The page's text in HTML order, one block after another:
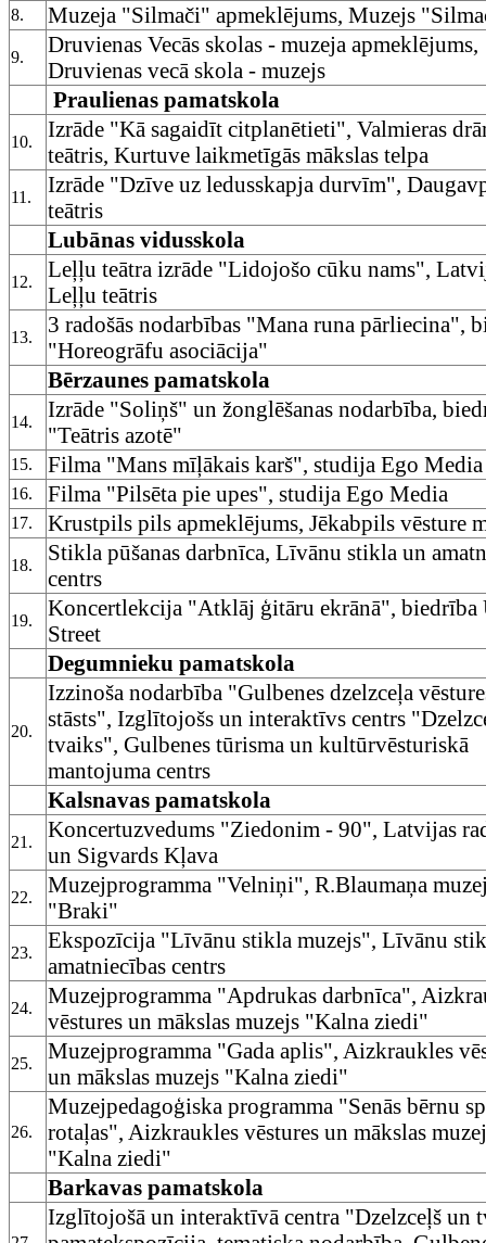
8. Muzeja "Silmači" apmeklējums, Muzejs
9.
Druvienas Vecās skolas - muzeja apmeklējums,
Druvienas vecā skola - muzejs
Praulienas pamatskola
10.
Izrāde "Kā sagaidīt citplanētieti", Valmieras
teātris, Kurtuve laikmetīgās mākslas telpa
11.
Izrāde "Dzīve uz ledusskapja durvīm",
teātris
Lubānas vidusskola
12.
Leļļu teātra izrāde "Lidojošo cūku nams",
Leļļu teātris
13.
3 radošās nodarbības "Mana runa pārliecina",
"Horeogrāfu asociācija"
Bērzaunes pamatskola
14.
Izrāde "Soliņš" un žonglēšanas nodarbība,
"Teātris azotē"
15. Filma "Mans mīļākais karš", studija Ego Media
16. Filma "Pilsēta pie upes", studija Ego Media
17. Krustpils pils apmeklējums, Jēkabpils vēsture
18.
Stikla pūšanas darbnīca, Līvānu stikla un
centrs
19.
Koncertlekcija "Atklāj ģitāru ekrānā", biedrība
Street
Degumnieku pamatskola
20.
Izzinoša nodarbība "Gulbenes dzelzceļa
stāsts", Izglītojošs un interaktīvs centrs
tvaiks", Gulbenes tūrisma un kultūrvēsturiskā
mantojuma centrs
Kalsnavas pamatskola
21.
Koncertuzvedums "Ziedonim - 90", Latvijas
un Sigvards Kļava
22.
Muzejprogramma "Velniņi", R.Blaumaņa
"Braki"
23.
Ekspozīcija "Līvānu stikla muzejs", Līvānu
amatniecības centrs
24.
Muzejprogramma "Apdrukas darbnīca",
vēstures un mākslas muzejs "Kalna ziedi"
25.
Muzejprogramma "Gada aplis", Aizkraukles
un mākslas muzejs "Kalna ziedi"
26.
Muzejpedagoģiska programma "Senās bērnu
rotaļas", Aizkraukles vēstures un mākslas
"Kalna ziedi"
Barkavas pamatskola
Izglītojošā un interaktīvā centra "Dzelzceļš un